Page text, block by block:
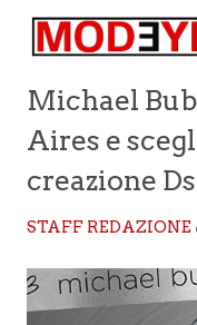
Michael
Aires e
creazione
STAFF REDAZIONE